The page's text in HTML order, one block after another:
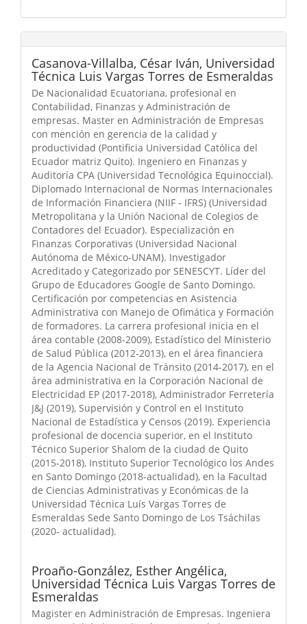
Casanova-Villalba, César Iván, Universidad
Técnica Luis Vargas Torres de Esmeraldas
De Nacionalidad Ecuatoriana, profesional en
Contabilidad, Finanzas y Administración de
empresas. Master en Administración de Empresas
con mención en gerencia de la calidad y
productividad (Pontificia Universidad Católica del
Ecuador matriz Quito). Ingeniero en Finanzas y
Auditoría CPA (Universidad Tecnológica Equinoccial).
Diplomado Internacional de Normas Internacionales
de Información Financiera (NIIF - IFRS) (Universidad
Metropolitana y la Unión Nacional de Colegios de
Contadores del Ecuador). Especialización en
Finanzas Corporativas (Universidad Nacional
Autónoma de México-UNAM). Investigador
Acreditado y Categorizado por SENESCYT. Líder del
Grupo de Educadores Google de Santo Domingo.
Certificación por competencias en Asistencia
Administrativa con Manejo de Ofimática y Formación
de formadores. La carrera profesional inicia en el
área contable (2008-2009), Estadístico del Ministerio
de Salud Pública (2012-2013), en el área financiera
de la Agencia Nacional de Tránsito (2014-2017), en el
área administrativa en la Corporación Nacional de
Electricidad EP (2017-2018), Administrador Ferretería
J&J (2019), Supervisión y Control en el Instituto
Nacional de Estadística y Censos (2019). Experiencia
profesional de docencia superior, en el Instituto
Técnico Superior Shalom de la ciudad de Quito
(2015-2018), Instituto Superior Tecnológico los Andes
en Santo Domingo (2018-actualidad), en la Facultad
de Ciencias Administrativas y Económicas de la
Universidad Técnica Luís Vargas Torres de
Esmeraldas Sede Santo Domingo de Los Tsáchilas
(2020- actualidad).
Proaño-González, Esther Angélica,
Universidad Técnica Luis Vargas Torres de
Esmeraldas
Magister en Administración de Empresas. Ingeniera